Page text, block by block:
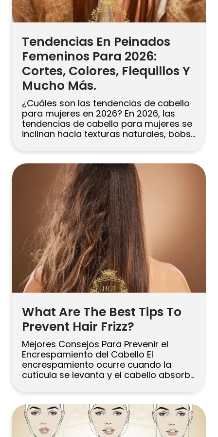
Tendencias En Peinados
Femeninos Para 2026:
Cortes, Colores, Flequillos Y
Mucho Más.
¿Cuáles son las tendencias de cabello
para mujeres en 2026? En 2026, las
tendencias de cabello para mujeres se
inclinan hacia texturas naturales, bobs
combinados con colores
dimensionales como castaño elegante,
rubio miel y cobrizo. Los flequillos
siguen siendo populares (tipo cortina,
despuntados, micro) y los accesorios
regresan con fuerza. Elige […]
What Are The Best Tips To
Prevent Hair Frizz?
Mejores Consejos Para Prevenir el
Encrespamiento del Cabello El
encrespamiento ocurre cuando la
cutícula se levanta y el cabello absorbe
enfócate en la hidratación y
protección: limpia suavemente,
acondiciona bien, usa un leave-in más
un sérum anti-frizz, seca con baja